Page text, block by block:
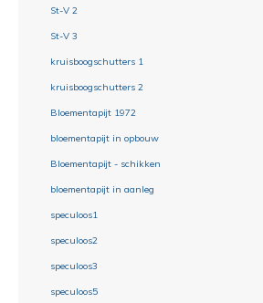
St-V 2
St-V 3
kruisboogschutters 1
kruisboogschutters 2
Bloementapijt 1972
bloementapijt in opbouw
Bloementapijt - schikken
bloementapijt in aanleg
speculoos1
speculoos2
speculoos3
speculoos5